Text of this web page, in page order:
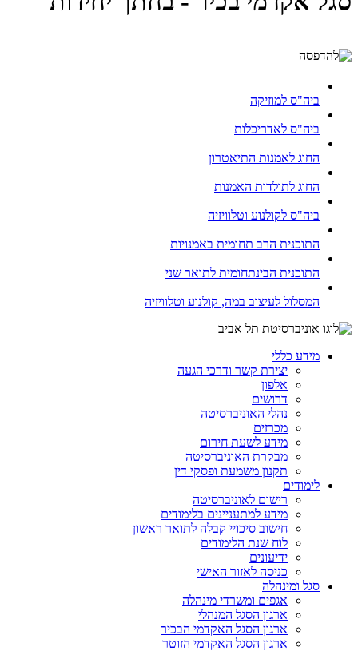
ביה"ס למוזיקה
ביה"ס לאדריכלות
החוג לאמנות התיאטרון
החוג לתולדות האמנות
ביה"ס לקולנוע וטלוויזיה
התוכנית הרב תחומית באמנויות
התוכנית הבינתחומית לתואר שני
המסלול לעיצוב במה, קולנוע וטלוויזיה
מידע כללי
יצירת קשר ודרכי הגעה
אלפון
דרושים
נהלי האוניברסיטה
מכרזים
מידע לשעת חירום
מבקרת האוניברסיטה
תקנון משמעת ופסקי דין
לימודים
רישום לאוניברסיטה
מידע למתעניינים בלימודים
חישוב סיכויי קבלה לתואר ראשון
לוח שנת הלימודים
ידיעונים
כניסה לאזור האישי
סגל ומינהלה
אגפים ומשרדי מינהלה
ארגון הסגל המנהלי
ארגון הסגל האקדמי הבכיר
ארגון הסגל האקדמי הזוטר